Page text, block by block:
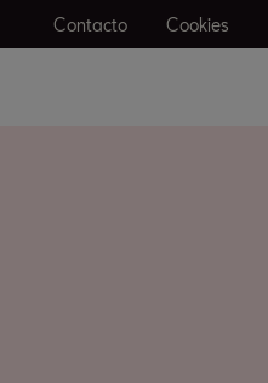
Contacto Cookies